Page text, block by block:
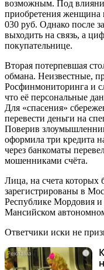
возможным. Под
приобретения женщина
030 руб. Однако после
выходить на связь, а
покупательнице.
Вторая потерпевшая
обмана. Неизвестные,
Росфинмониторинга и
что её персональные
Для «спасения»
перевести деньги на
Поверив
оформила три кредита
через банкоматы
мошенниками счёта.
Лица, на счета которых
зарегистрированы в
Республике Мордовия
Мансийском
Ответчики иски не
i